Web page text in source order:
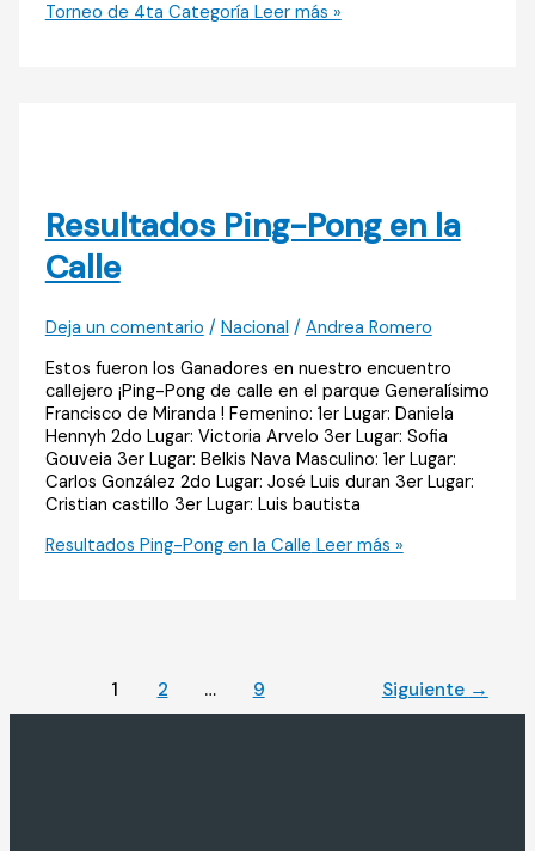
Torneo de 4ta Categoría Leer más »
Resultados Ping-Pong en la
Calle
Deja un comentario / Nacional / Andrea Romero
Estos fueron los Ganadores en nuestro encuentro
callejero ¡Ping-Pong de calle en el parque Generalísimo
Francisco de Miranda ! Femenino: 1er Lugar: Daniela
Hennyh 2do Lugar: Victoria Arvelo 3er Lugar: Sofia
Gouveia 3er Lugar: Belkis Nava Masculino: 1er Lugar:
Carlos González 2do Lugar: José Luis duran 3er Lugar:
Cristian castillo 3er Lugar: Luis bautista
Resultados Ping-Pong en la Calle Leer más »
1 2 … 9 Siguiente →